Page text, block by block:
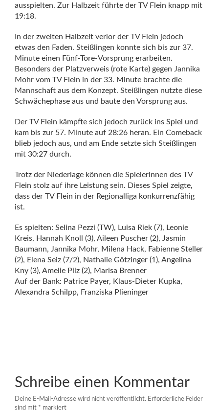
ausspielten. Zur Halbzeit führte der TV Flein knapp mit
19:18.
In der zweiten Halbzeit verlor der TV Flein jedoch
etwas den Faden. Steißlingen konnte sich bis zur 37.
Minute einen Fünf-Tore-Vorsprung erarbeiten.
Besonders der Platzverweis (rote Karte) gegen Jannika
Mohr vom TV Flein in der 33. Minute brachte die
Mannschaft aus dem Konzept. Steißlingen nutzte diese
Schwächephase aus und baute den Vorsprung aus.
Der TV Flein kämpfte sich jedoch zurück ins Spiel und
kam bis zur 57. Minute auf 28:26 heran. Ein Comeback
blieb jedoch aus, und am Ende setzte sich Steißlingen
mit 30:27 durch.
Trotz der Niederlage können die Spielerinnen des TV
Flein stolz auf ihre Leistung sein. Dieses Spiel zeigte,
dass der TV Flein in der Regionalliga konkurrenzfähig
ist.
Es spielten: Selina Pezzi (TW), Luisa Riek (7), Leonie
Kreis, Hannah Knoll (3), Aileen Puscher (2), Jasmin
Baumann, Jannika Mohr, Milena Hack, Fabienne Steller
(2), Elena Seiz (7/2), Nathalie Götzinger (1), Angelina
Kny (3), Amelie Pilz (2), Marisa Brenner
Auf der Bank: Patrice Payer, Klaus-Dieter Kupka,
Alexandra Schilpp, Franziska Plieninger
Schreibe einen Kommentar
Deine E-Mail-Adresse wird nicht veröffentlicht. Erforderliche Felder
sind mit * markiert